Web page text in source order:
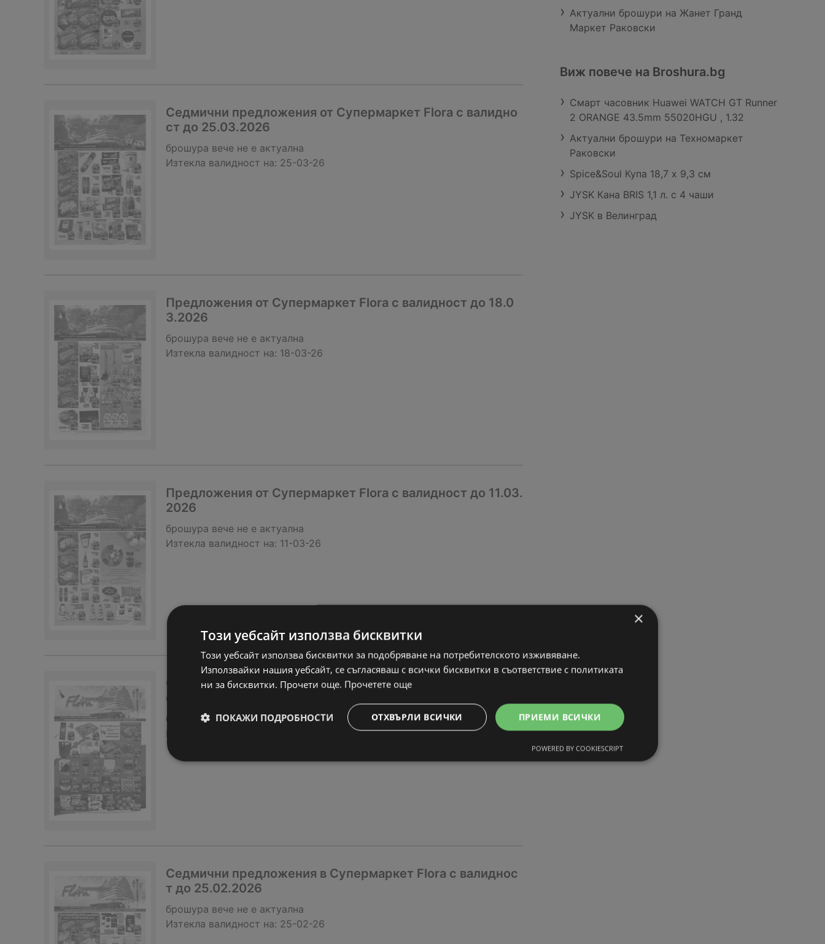
Седмични предложения от Супермаркет Flora с валидно
ст до 25.03.2026
брошура вече не е актуална
Изтекла валидност на: 25-03-26
Предложения от Супермаркет Flora с валидност до 18.0
3.2026
брошура вече не е актуална
Изтекла валидност на: 18-03-26
Предложения от Супермаркет Flora с валидност до 11.03.
2026
брошура вече не е актуална
Изтекла валидност на: 11-03-26
Седмични предложения от Супермаркет Flora с валидно
ст до 04.03.2026
брошура вече не е актуална
Изтекла валидност на:
Седмични предложения в Супермаркет Flora с валиднос
т до 25.02.2026
брошура вече не е актуална
Изтекла валидност на: 25-02-26
Актуални брошури на Жанет Гранд
Маркет Раковски
Виж повече на Broshura.bg
Смарт часовник Huawei WATCH GT Runner
2 ORANGE 43.5mm 55020HGU , 1.32
Актуални брошури на Техномаркет
Раковски
Spicе&Soul Купа 18,7 x 9,3 см
JYSK Кана BRIS 1,1 л. с 4 чаши
JYSK в Велинград
×
Този уебсайт използва бисквитки
Този уебсайт използва бисквитки за подобряване на потребителското изживяване.
Използвайки нашия уебсайт, се съгласяваш с всички бисквитки в съответствие с политиката
ни за бисквитки. Прочети още. Прочетете още
ПРИЕМИ ВСИЧКИ
ОТХВЪРЛИ ВСИЧКИ
ПОКАЖИ ПОДРОБНОСТИ
POWERED BY COOKIESCRIPT